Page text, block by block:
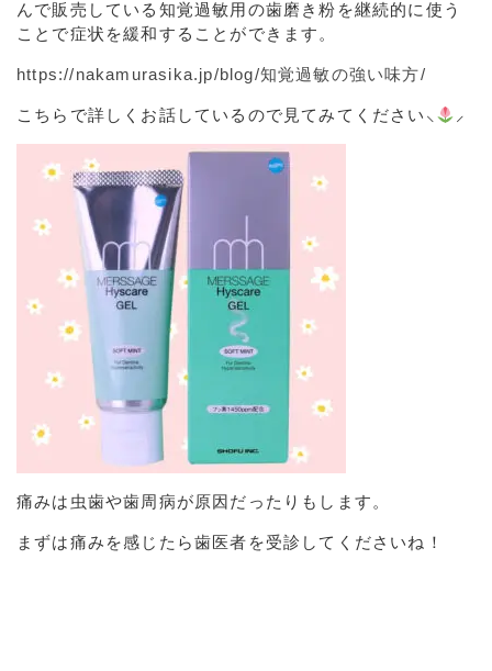
んで販売している知覚過敏用の歯磨き粉を継続的に使う
ことで症状を緩和することができます。
https://nakamurasika.jp/blog/知覚過敏の強い味方/
こちらで詳しくお話しているので見てみてください⸜ ︎⸝‍
痛みは虫歯や歯周病が原因だったりもします。
まずは痛みを感じたら歯医者を受診してくださいね！